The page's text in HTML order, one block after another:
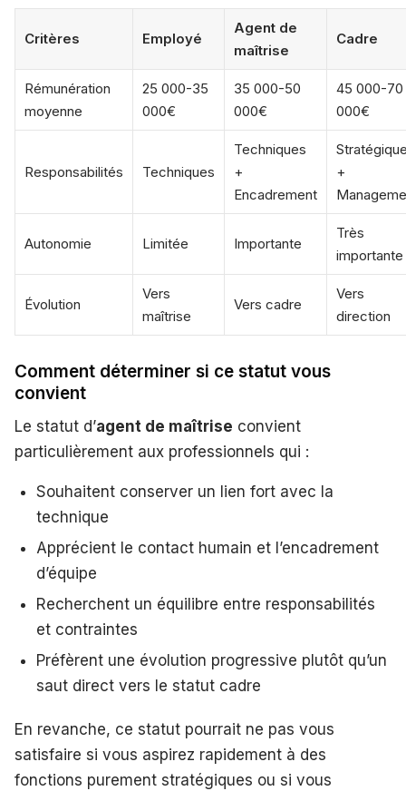
Critères Employé
Agent de
maîtrise
Cadre
Rémunération
moyenne
25 000-35
000€
35 000-50
000€
45 000-70
000€
Responsabilités Techniques
Techniques
+
Encadrement
+
Autonomie Limitée Importante
Très
importante
Évolution
Vers
maîtrise
Vers cadre
Vers
direction
Comment déterminer si ce statut vous
convient
Le statut d’agent de maîtrise convient
particulièrement aux professionnels qui :
Souhaitent conserver un lien fort avec la
technique
Apprécient le contact humain et l’encadrement
d’équipe
Recherchent un équilibre entre responsabilités
et contraintes
Préfèrent une évolution progressive plutôt qu’un
saut direct vers le statut cadre
En revanche, ce statut pourrait ne pas vous
satisfaire si vous aspirez rapidement à des
fonctions purement stratégiques ou si vous